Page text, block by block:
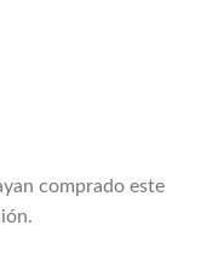
comprado este